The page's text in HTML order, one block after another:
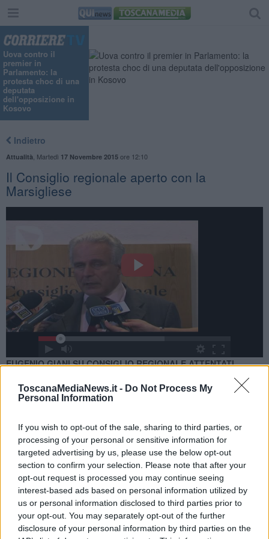
ToscanaMediaNews.it - Do Not Process My
Personal Information
If you wish to opt-out of the sale, sharing to third parties, or
processing of your personal or sensitive information for
targeted advertising by us, please use the below opt-out
section to confirm your selection. Please note that after your
opt-out request is processed you may continue seeing
interest-based ads based on personal information utilized by
us or personal information disclosed to third parties prior to
your opt-out. You may separately opt-out of the further
disclosure of your personal information by third parties on the
Uova contro il
premier in
Parlamento: la
protesta choc di una
deputata
dell'opposizione in
Kosovo
Indietro
Attualità Martedì 17 Novembre 2015ore 12:10
Il Consiglio regionale aperto con la
Marsigliese
EUGENIO GIANI SU CONSIGLIO REGIONALE ATTENTATI
Come annunciato dal presidente Giani all'indomani dei fatti
preceduto dall'inno francese
FIRENZE —"Voglioesprimere la vicinanza piena, totale al popolo
francese dall'assemblea rappresentativa di 3,7 milioni di persone
come questa-
ha spiegato Giani in una comunicazione ai
consiglieri regionali- . La Toscana è profondamente connessa alla